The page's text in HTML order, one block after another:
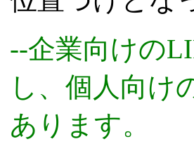
--企業向けの
し、個人向け
あります。